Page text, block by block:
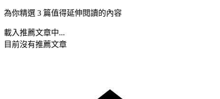
為你精選 3 篇值得延伸閱讀的內容
載入推薦文章中...
目前沒有推薦文章